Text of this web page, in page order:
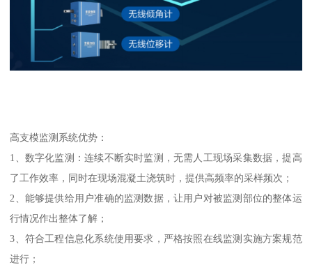
高支模监测系统优势：
1、数字化监测：连续不断实时监测，无需人工现场采集数据，提高
了工作效率，同时在现场混凝土浇筑时，提供高频率的采样频次；
2、能够提供给用户准确的监测数据，让用户对被监测部位的整体运
行情况作出整体了解；
3、符合工程信息化系统使用要求，严格按照在线监测实施方案规范
进行；